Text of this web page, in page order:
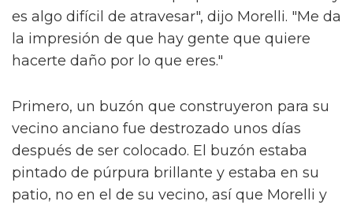
es algo difícil de atravesar", dijo Morelli. "Me da
la impresión de que hay gente que quiere
hacerte daño por lo que eres."
Primero, un buzón que construyeron para su
vecino anciano fue destrozado unos días
después de ser colocado. El buzón estaba
pintado de púrpura brillante y estaba en su
patio, no en el de su vecino, así que Morelli y